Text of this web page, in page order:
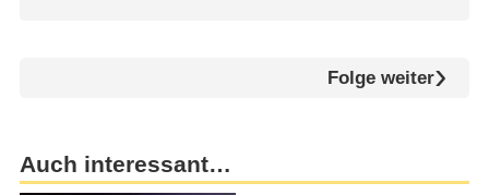
Folge weiter
Auch interessant…